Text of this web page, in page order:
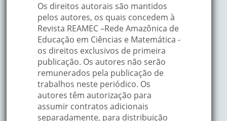
Os direitos autorais são mantidos
pelos autores, os quais concedem à
Revista REAMEC –Rede Amazônica de
Educação em Ciências e Matemática -
os direitos exclusivos de primeira
publicação. Os autores não serão
remunerados pela publicação de
trabalhos neste periódico. Os
autores têm autorização para
assumir contratos adicionais
separadamente, para distribuição